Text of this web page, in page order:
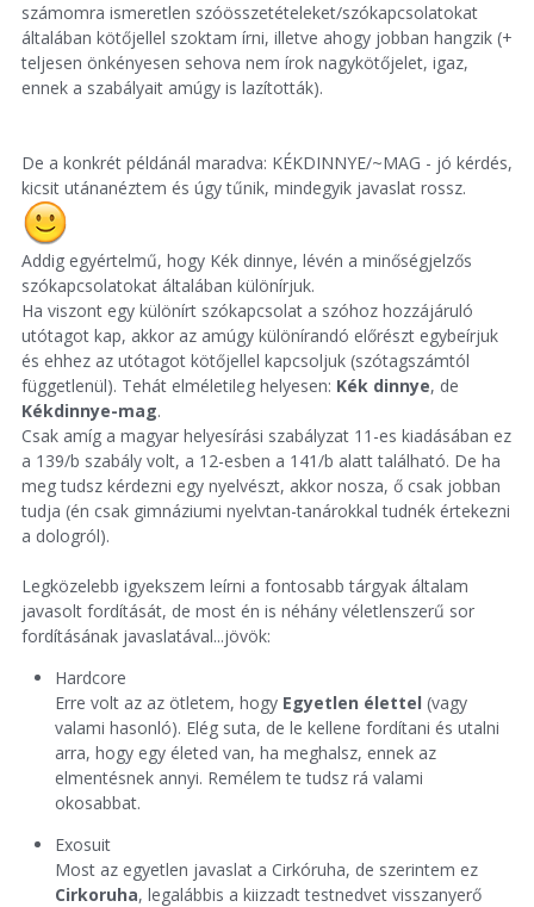
számomra ismeretlen szóösszetételeket/szókapcsolatokat
általában kötőjellel szoktam írni, illetve ahogy jobban hangzik (+
teljesen önkényesen sehova nem írok nagykötőjelet, igaz,
ennek a szabályait amúgy is lazították).
De a konkrét példánál maradva: KÉKDINNYE/~MAG - jó kérdés,
kicsit utánanéztem és úgy tűnik, mindegyik javaslat rossz.
Addig egyértelmű, hogy Kék dinnye, lévén a minőségjelzős
szókapcsolatokat általában különírjuk.
Ha viszont egy különírt szókapcsolat a szóhoz hozzájáruló
utótagot kap, akkor az amúgy különírandó előrészt egybeírjuk
és ehhez az utótagot kötőjellel kapcsoljuk (szótagszámtól
függetlenül). Tehát elméletileg helyesen: Kék dinnye, de
Kékdinnye-mag.
Csak amíg a magyar helyesírási szabályzat 11-es kiadásában ez
a 139/b szabály volt, a 12-esben a 141/b alatt található. De ha
meg tudsz kérdezni egy nyelvészt, akkor nosza, ő csak jobban
tudja (én csak gimnáziumi nyelvtan-tanárokkal tudnék értekezni
a dologról).
Legközelebb igyekszem leírni a fontosabb tárgyak általam
javasolt fordítását, de most én is néhány véletlenszerű sor
fordításának javaslatával...jövök:
Hardcore
Erre volt az az ötletem, hogy Egyetlen élettel (vagy
valami hasonló). Elég suta, de le kellene fordítani és utalni
arra, hogy egy életed van, ha meghalsz, ennek az
elmentésnek annyi. Remélem te tudsz rá valami
okosabbat.
Exosuit
Most az egyetlen javaslat a Cirkóruha, de szerintem ez
Cirkoruha, legalábbis a kiizzadt testnedvet visszanyerő